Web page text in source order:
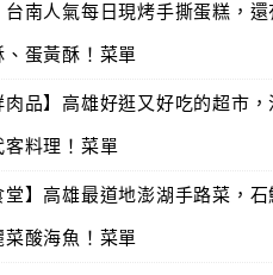
台南人氣每日現烤手撕蛋糕，還
蛋黃酥！菜單
肉品】高雄好逛又好吃的超市，
料理！菜單
堂】高雄最道地澎湖手路菜，石
酸海魚！菜單